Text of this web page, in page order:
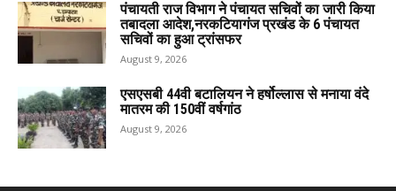
पंचायती राज विभाग ने पंचायत सचिवों का जारी किया
तबादला आदेश,नरकटियागंज प्रखंड के 6 पंचायत
सचिवों का हुआ ट्रांसफर
August 9, 2026
एसएसबी 44वी बटालियन ने हर्षोल्लास से मनाया वंदे
मातरम की 150वीं वर्षगांठ
August 9, 2026